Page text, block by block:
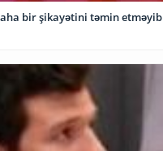
bir şikayətini təmin etməyib